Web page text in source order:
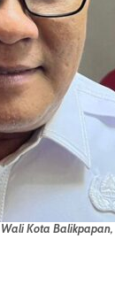
Kota Balikpapan,